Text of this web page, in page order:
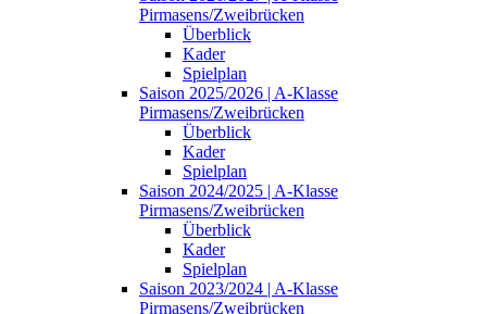
Pirmasens/Zweibrücken
Überblick
Kader
Spielplan
Saison 2025/2026 | A-Klasse
Pirmasens/Zweibrücken
Überblick
Kader
Spielplan
Saison 2024/2025 | A-Klasse
Pirmasens/Zweibrücken
Überblick
Kader
Spielplan
Saison 2023/2024 | A-Klasse
Pirmasens/Zweibrücken